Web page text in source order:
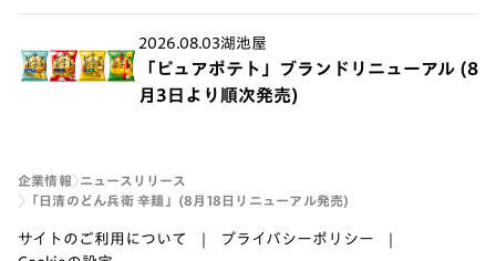
2026.08.03湖池屋
「ピュアポテト」ブランドリニューアル (8
月3日より順次発売)
企業情報
ニュースリリース
「日清のどん兵衛 辛麺」(8月18日リニューアル発売)
サイトのご利用について
プライバシーポリシー